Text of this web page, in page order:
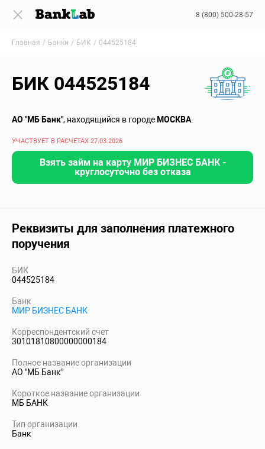
8 (800) 500-28-57
Главная Банки БИК 044525184
БИК 044525184
АО "МБ Банк", находящийся в городе МОСКВА
УЧАСТВУЕТ В РАСЧЕТАХ 27.03.2026
Взять займ на карту МИР БИЗНЕС БАНК -
круглосуточно без отказа
Реквизиты для заполнения платежного
поручения
БИК
044525184
Банк
МИР БИЗНЕС БАНК
Корреспондентский счет
30101810800000000184
Полное название организации
АО "МБ Банк"
Короткое название организации
МБ БАНК
Тип организации
Банк